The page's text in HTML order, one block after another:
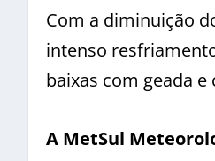
Com a diminuição
intenso
baixas com geada
A MetSul